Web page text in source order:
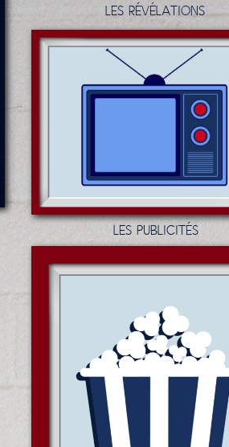
LES RÉVÉLATIONS
LES PUBLICITÉS